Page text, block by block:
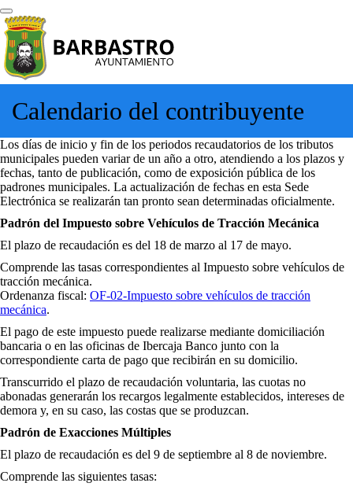
Calendario del contribuyente
Los días de inicio y fin de los periodos recaudatorios de los tributos
municipales pueden variar de un año a otro, atendiendo a los plazos y
fechas, tanto de publicación, como de exposición pública de los
padrones municipales. La actualización de fechas en esta Sede
Electrónica se realizarán tan pronto sean determinadas oficialmente.
Padrón del Impuesto sobre Vehículos de Tracción Mecánica
El plazo de recaudación es del 18 de marzo al 17 de mayo.
Comprende las tasas correspondientes al Impuesto sobre vehículos de
tracción mecánica.
Ordenanza fiscal: OF-02-Impuesto sobre vehículos de tracción
mecánica.
El pago de este impuesto puede realizarse mediante domiciliación
bancaria o en las oficinas de Ibercaja Banco junto con la
correspondiente carta de pago que recibirán en su domicilio.
Transcurrido el plazo de recaudación voluntaria, las cuotas no
abonadas generarán los recargos legalmente establecidos, intereses de
demora y, en su caso, las costas que se produzcan.
Padrón de Exacciones Múltiples
El plazo de recaudación es del 9 de septiembre al 8 de noviembre.
Comprende las siguientes tasas: